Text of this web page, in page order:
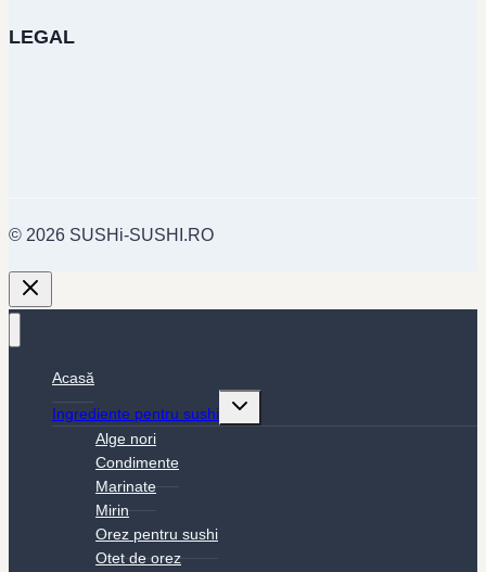
LEGAL
© 2026 SUSHi-SUSHI.RO
Acasă
Ingrediente pentru sushi
Toggle
Alge nori
Condimente
Marinate
Mirin
Orez pentru sushi
Otet de orez